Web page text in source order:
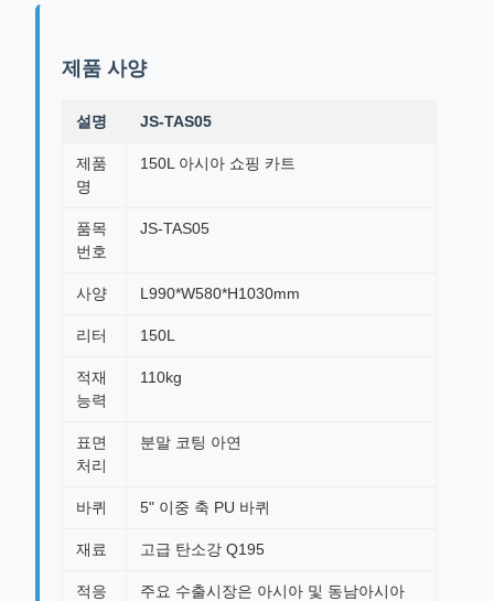
제품 사양
설명 JS-TAS05
제품
명
150L 아시아 쇼핑 카트
품목
번호
JS-TAS05
사양 L990*W580*H1030mm
리터 150L
적재
능력
110kg
표면
처리
분말 코팅 아연
바퀴 5" 이중 축 PU 바퀴
재료 고급 탄소강 Q195
적응
주요 수출시장은 아시아 및 동남아시아